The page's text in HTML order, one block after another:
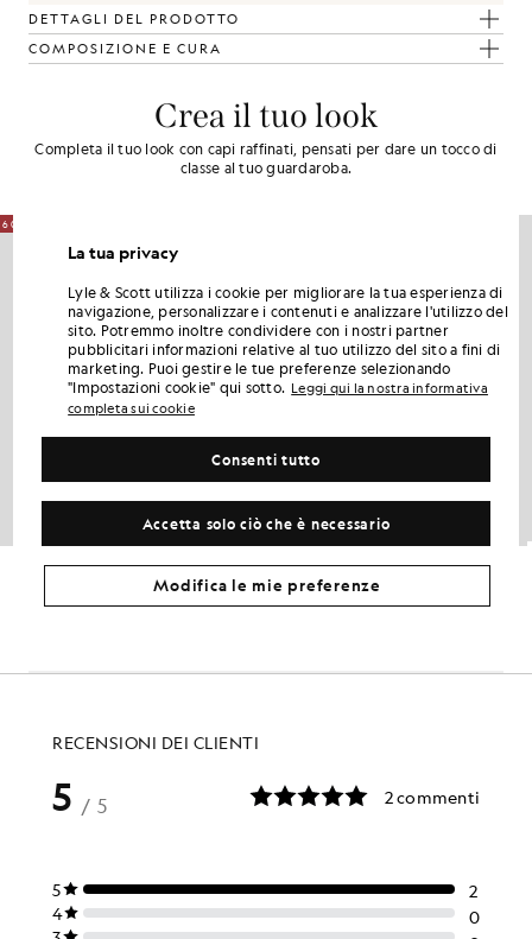
DETTAGLI DEL PRODOTTO
COMPOSIZIONE E CURA
Crea il tuo look
Completa il tuo look con capi raffinati, pensati per dare un tocco di
classe al tuo guardaroba.
60% DI SCONTO
Pantaloni da jogging larghi e pesanti
ABBIGLIAMENTO PER BAMBINI
£24.00
Giacca Tonal Eagle
ABBIGLIAMENTO PER BAMBINI
£90.00
La tua privacy
Lyle & Scott utilizza i cookie per migliorare la tua esperienza di
navigazione, personalizzare i contenuti e analizzare l'utilizzo del
sito. Potremmo inoltre condividere con i nostri partner
pubblicitari informazioni relative al tuo utilizzo del sito a fini di
marketing. Puoi gestire le tue preferenze selezionando
"Impostazioni cookie" qui sotto. Leggi qui la nostra informativa
completa sui cookie
Accetta solo ciò che è necessario
Consenti tutto
Modifica le mie preferenze